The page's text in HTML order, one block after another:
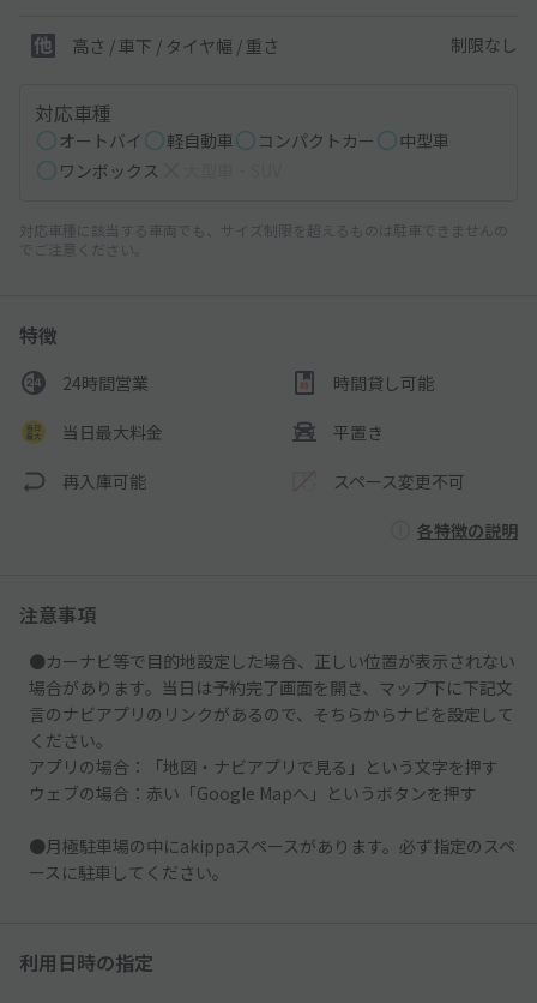
高さ / 車下 / タイヤ幅 / 重さ 制限なし
対応車種
オートバイ 軽自動車 コンパクトカー
中型車
ワンボックス
対応車種に該当する車両でも、サイズ制限を超えるものは駐車できませんの
でご注意ください。
特徴
24時間営業 時間貸し可能
当日最大料金 平置き
再入庫可能 スペース変更不可
各特徴の説明
注意事項
●カーナビ等で目的地設定した場合、正しい位置が表示されない
場合があります。当日は予約完了画面を開き、マップ下に下記文
言のナビアプリのリンクがあるので、そちらからナビを設定して
ください。
アプリの場合：「地図・ナビアプリで見る」という文字を押す
ウェブの場合：赤い「Google Mapへ」というボタンを押す
●月極駐車場の中にakippaスペースがあります。必ず指定のスペ
ースに駐車してください。
利用日時の指定